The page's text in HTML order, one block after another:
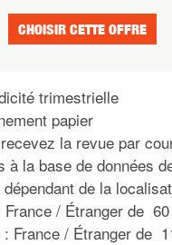
CHOISIR CETTE OFFRE
trimestrielle
papier
la revue par
à la base de données
dépendant de la
France / Étranger de
: France / Étranger de